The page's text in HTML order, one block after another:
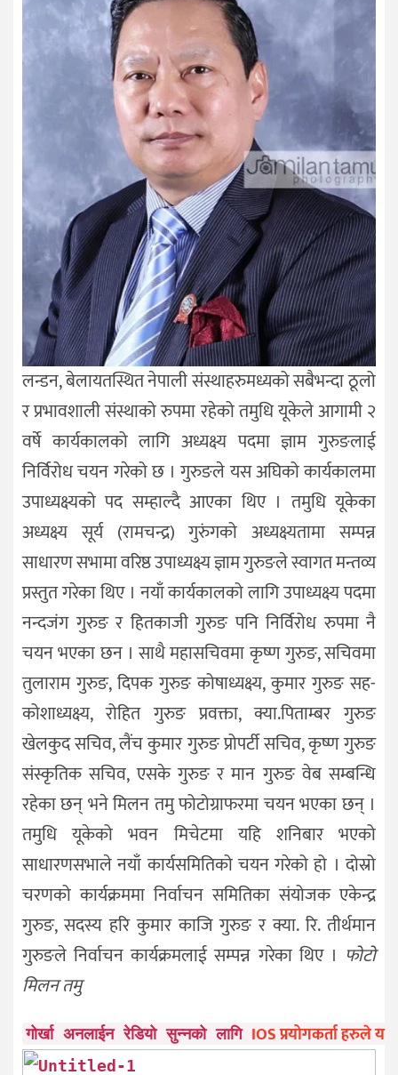
लन्डन, बेलायतस्थित नेपाली संस्थाहरुमध्यको सबैभन्दा ठूलो
र प्रभावशाली संस्थाको रुपमा रहेको तमुधि यूकेले आगामी २
वर्षे कार्यकालको लागि अध्यक्ष्य पदमा ज्ञाम गुरुङलाई
निर्विरोध चयन गरेको छ । गुरुङले यस अघिको कार्यकालमा
उपाध्यक्ष्यको पद सम्हाल्दै आएका थिए । तमुधि यूकेका
अध्यक्ष्य सूर्य (रामचन्द्र) गुरुंगको अध्यक्ष्यतामा सम्पन्न
साधारण सभामा वरिष्ठ उपाध्यक्ष्य ज्ञाम गुरुङले स्वागत मन्तव्य
प्रस्तुत गरेका थिए । नयाँ कार्यकालको लागि उपाध्यक्ष्य पदमा
नन्दजंग गुरुङ र हितकाजी गुरुङ पनि निर्विरोध रुपमा नै
चयन भएका छन । साथै महासचिवमा कृष्ण गुरुङ, सचिवमा
तुलाराम गुरुङ, दिपक गुरुङ कोषाध्यक्ष्य, कुमार गुरुङ सह-
कोशाध्यक्ष्य, रोहित गुरुङ प्रवक्ता, क्या.पिताम्बर गुरुङ
खेलकुद सचिव, लैंच कुमार गुरुङ प्रोपर्टी सचिव, कृष्ण गुरुङ
संस्कृतिक सचिव, एसके गुरुङ र मान गुरुङ वेब सम्बन्धि
रहेका छन् भने मिलन तमु फोटोग्राफरमा चयन भएका छन् ।
तमुधि यूकेको भवन मिचेटमा यहि शनिबार भएको
साधारणसभाले नयाँ कार्यसमितिको चयन गरेको हो । दोस्रो
चरणको कार्यक्रममा निर्वाचन समितिका संयोजक एकेन्द्र
गुरुङ, सदस्य हरि कुमार काजि गुरुङ र क्या. रि. तीर्थमान
गुरुङले निर्वाचन कार्यक्रमलाई सम्पन्न गरेका थिए । फोटो
मिलन तमु
गोर्खा अनलाईन रेडियो सुन्नको लागि IOS प्रयोगकर्ता हरुले